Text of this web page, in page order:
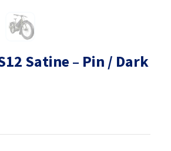
Satine – Pin / Dark